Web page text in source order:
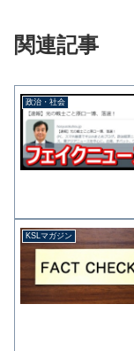
関連記事
政治・社会
KSLマガジン